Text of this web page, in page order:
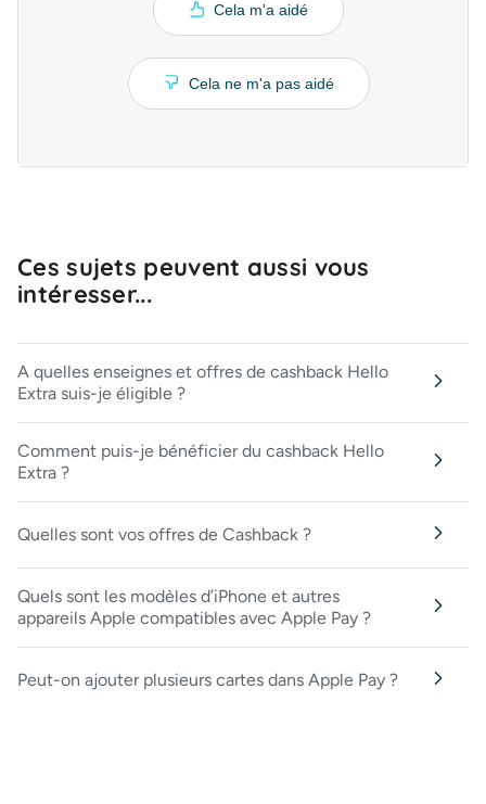
Cela m'a aidé
Cela ne m'a pas aidé
Ces sujets peuvent aussi vous
intéresser...
A quelles enseignes et offres de cashback Hello
Extra suis-je éligible ?
Comment puis-je bénéficier du cashback Hello
Extra ?
Quelles sont vos offres de Cashback ?
Quels sont les modèles d’iPhone et autres
appareils Apple compatibles avec Apple Pay ?
Peut-on ajouter plusieurs cartes dans Apple Pay ?